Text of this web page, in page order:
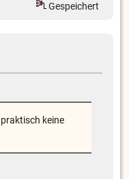
Gespeichert
keine